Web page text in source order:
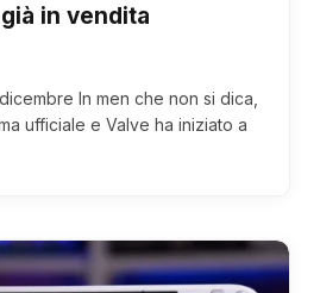
in vendita
In men che non si dica,
ufficiale e Valve ha iniziato a